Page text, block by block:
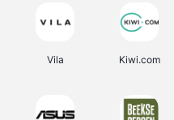
Vila Kiwi.com